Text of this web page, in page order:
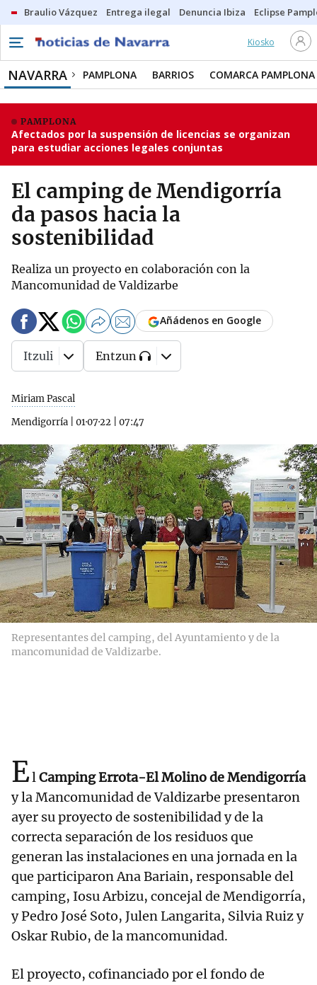
Braulio Vázquez Entrega ilegal Denuncia Ibiza Eclipse
Kiosko
NAVARRA PAMPLONA BARRIOS COMARCA PAMPLONA
PAMPLONA
Afectados por la suspensión de licencias se organizan
para estudiar acciones legales conjuntas
El camping de Mendigorría
da pasos hacia la
sostenibilidad
Realiza un proyecto en colaboración con la
Mancomunidad de Valdizarbe
Miriam Pascal
Mendigorría
01·07·22 07:47
Añádenos en Google
Itzuli Entzun
Representantes del camping, del Ayuntamiento y de la
mancomunidad de Valdizarbe.
ElCamping Errota-El Molino de Mendigorría
y la Mancomunidad de Valdizarbe presentaron
ayer su proyecto de sostenibilidad y de la
correcta separación de los residuos que
generan las instalaciones en una jornada en la
que participaron Ana Bariain, responsable del
camping, Iosu Arbizu, concejal de Mendigorría,
y Pedro José Soto, Julen Langarita, Silvia Ruiz y
Oskar Rubio, de la mancomunidad.
El proyecto, cofinanciado por el fondo de